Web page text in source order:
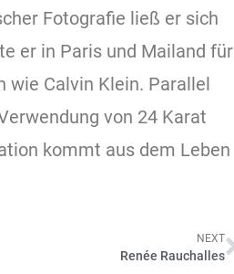
Fotografie ließ er sich
er in Paris und Mailand für
wie Calvin Klein. Parallel
von 24 Karat
kommt aus dem Leben
NEXT
Renée Rauchalles